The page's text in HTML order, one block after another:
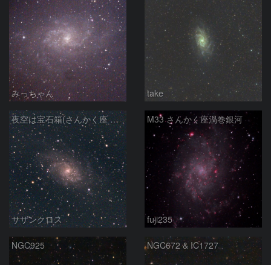
みっちゃん take
夜空は宝石箱(さんかく座 M33) Seestar50
サザンクロス
M33 さんかく座渦巻銀河
fuji235
NGC925 NGC672 & IC1727